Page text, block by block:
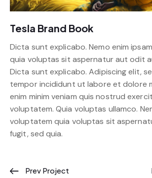
Tesla Brand Book
Dicta sunt explicabo. Nemo enim
quia voluptas sit aspernatur aut odit
Dicta sunt explicabo. Adipiscing elit,
tempor incididunt ut labore et dolore
enim minim veniam quis nostrud
voluptatem. Quia voluptas ullamco.
voluptatem quia voluptas sit
fugit, sed quia.
Prev Project